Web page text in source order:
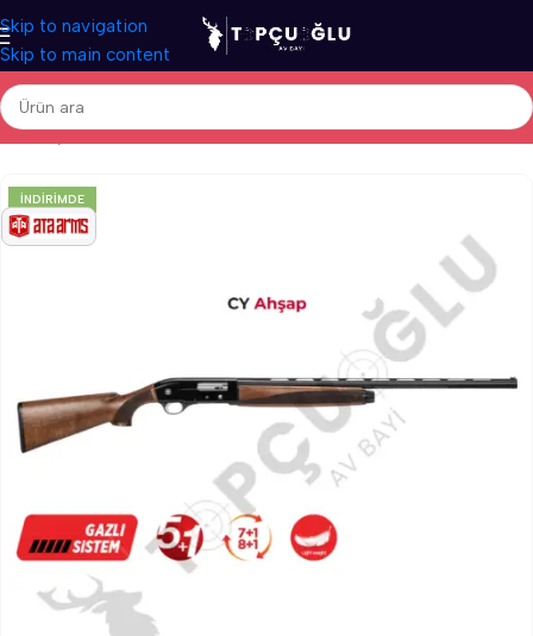
Skip to navigation
Skip to main content
Ana Sayfa/Av Tüfekleri/Yerli Av Tüfekleri/Otomatik Av Tüfekleri
İNDIRIMDE